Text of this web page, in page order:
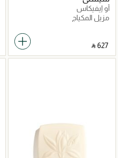
أو إيفيكاس
مزيل المكياج
‎ ⃁ ⁦627⁩ ‎